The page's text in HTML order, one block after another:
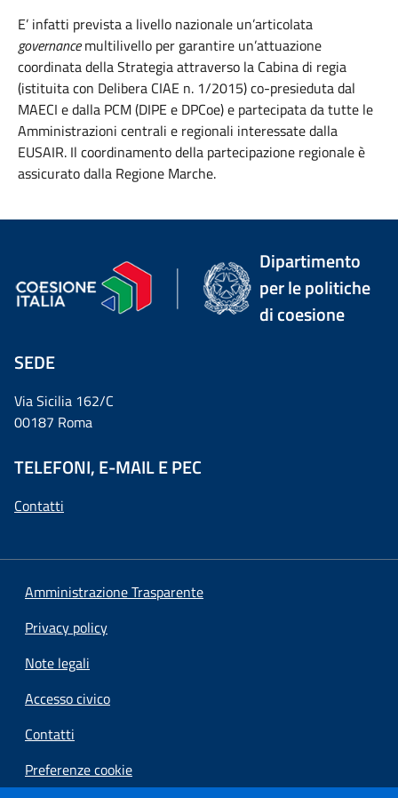
E’ infatti prevista a livello nazionale un’articolata
governancemultilivello per garantire un’attuazione
coordinata della Strategia attraverso la Cabina di regia
(istituita con Delibera CIAE n. 1/2015) co-presieduta dal
MAECI e dalla PCM (DIPE e DPCoe) e partecipata da tutte le
Amministrazioni centrali e regionali interessate dalla
EUSAIR. Il coordinamento della partecipazione regionale è
assicurato dalla Regione Marche.
Dipartimento
per le politiche
di coesione
SEDE
Via Sicilia 162/C
00187 Roma
TELEFONI, E-MAIL E PEC
Contatti
Amministrazione Trasparente
Privacy policy
Note legali
Accesso civico
Contatti
Preferenze cookie